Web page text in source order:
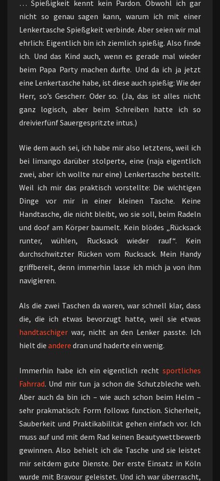
… Spießigkeit kennt kein Pardon. Obwohl ich gar
nicht so genau sagen kann, warum ich mit einer
Lenkertasche Spießgkeit verbinde. Aber seien wir mal
ehrlich: Eigentlich bin ich ziemlich spießig. Also finde
ich. Und das Kind auch, wenn es gerade mal wieder
beim Papa Party machen durfte. Und da ich ja jetzt
eine Lenkertasche habe, ist diese auch spießig: Wie der
Herr, so’s Gescherr. Oder so. (Ja, das ist alles nicht
ganz logisch, aber beim Schreiben hatte ich so
dreivierfünf Sauergespritzte intus.)
Wie dem auch sei, ich habe mir also letztens, weil ich
bei limango darüber stolperte, eine (naja eigentlich
zwei, aber ich wollte nur eine) Lenkertasche bestellt.
Weil ich mir das praktisch vorstellte: Die wichtigen
Dinge vor mir in einer kleinen Tasche. Keine
Handtasche, die nicht bleibt, wo sie soll, beim Radeln
und doof am Körper baumelt. Kein blödes „Rücksack
runter, wühlen, Rucksack wieder rauf“. Kein
durchschwitzter Rücken vom Rucksack. Mein Handy
griffbereit, denn immerhin lasse ich mich ja von ihm
navigieren.
Als die zwei Taschen da waren, war schnell klar, dass
die, die ich etwas bevorzugt hatte, weil sie etwas
handtaschiger war, nicht an den Lenker passte. Ich
hielt die andere dran und haderte ein wenig.
Immerhin habe ich ein eigentlich recht sportliches
Fahrrad. Und mir tun ja schon die Schutzbleche weh.
Aber auch da bin ich – wie auch schon beim Helm –
sehr prakmatisch: Form follows function. Sicherheit,
Sauberkeit und Praktikabilität gehen einfach vor. Ich
muss auf und mit dem Rad keinen Beautywettbewerb
gewinnen. Also behielt ich die Tasche und sie leistet
mir seitdem gute Dienste. Der erste Einsatz in Köln
wurde mit Bravour geleistet. Und ich war überrascht,